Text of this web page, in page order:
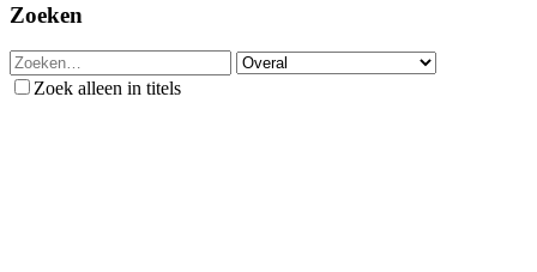
Zoeken
Zoek alleen in titels